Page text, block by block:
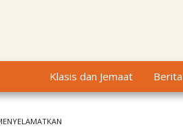
Klasis dan Jemaat